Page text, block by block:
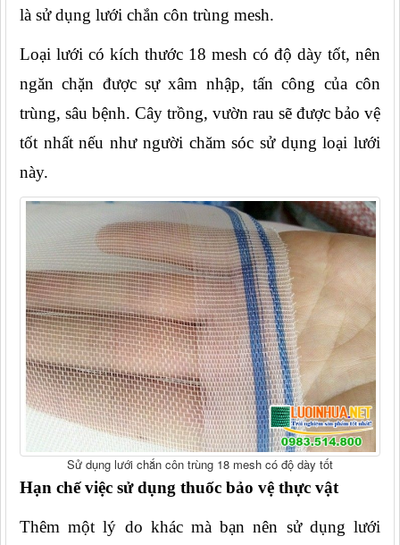
là sử dụng lưới chắn côn trùng mesh.
Loại lưới có kích thước 18 mesh có độ dày tốt, nên
ngăn chặn được sự xâm nhập, tấn công của côn
trùng, sâu bệnh. Cây trồng, vườn rau sẽ được bảo vệ
tốt nhất nếu như người chăm sóc sử dụng loại lưới
này.
Sử dụng lưới chắn côn trùng 18 mesh có độ dày tốt
Hạn chế việc sử dụng thuốc bảo vệ thực vật
Thêm một lý do khác mà bạn nên sử dụng lưới